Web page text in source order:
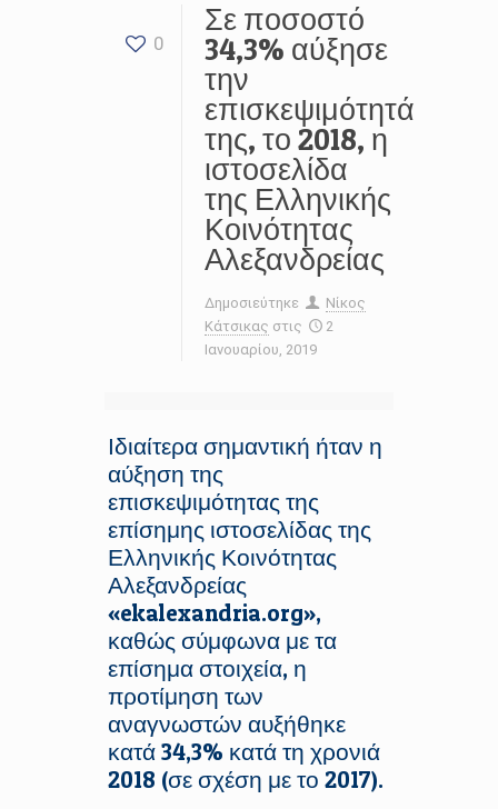
0
Σε ποσοστό
34,3% αύξησε
την
επισκεψιμότητά
της, το 2018, η
ιστοσελίδα
της Ελληνικής
Κοινότητας
Αλεξανδρείας
Δημοσιεύτηκε
Νίκος
Κάτσικας στις
2
Ιανουαρίου, 2019
Ιδιαίτερα σημαντική ήταν η
αύξηση της
επισκεψιμότητας της
επίσημης ιστοσελίδας της
Ελληνικής Κοινότητας
Αλεξανδρείας
«ekalexandria.org»,
καθώς σύμφωνα με τα
επίσημα στοιχεία, η
προτίμηση των
αναγνωστών αυξήθηκε
κατά 34,3% κατά τη χρονιά
2018 (σε σχέση με το 2017).